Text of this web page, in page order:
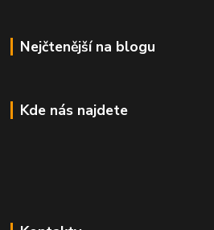
Nejčtenější na blogu
Kde nás najdete